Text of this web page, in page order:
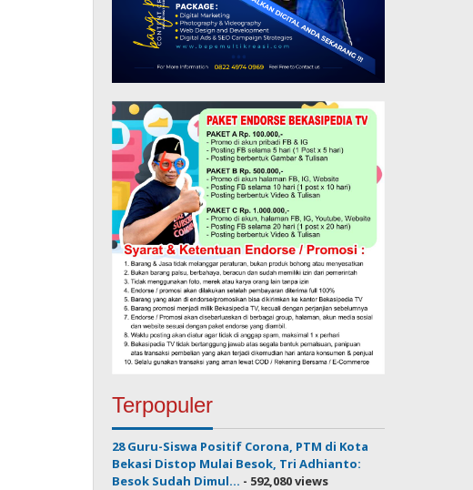
Terpopuler
28 Guru-Siswa Positif Corona, PTM di Kota
Bekasi Distop Mulai Besok, Tri Adhianto:
Besok Sudah Dimul... - 592,080 views